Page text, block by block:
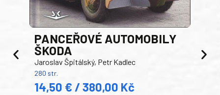
PANCEŘOVÉ AUTOMOBILY
ŠKODA
Jaroslav Špitálský, Petr Kadlec
280 str.
14,50 € / 380,00 Kč